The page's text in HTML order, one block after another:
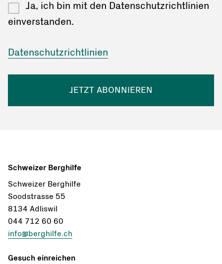
Ja, ich bin mit den Datenschutzrichtlinien
einverstanden.
Datenschutzrichtlinien
JETZT ABONNIEREN
Schweizer Berghilfe
Schweizer Berghilfe
Soodstrasse 55
8134 Adliswil
044 712 60 60
info@berghilfe.ch
Gesuch einreichen